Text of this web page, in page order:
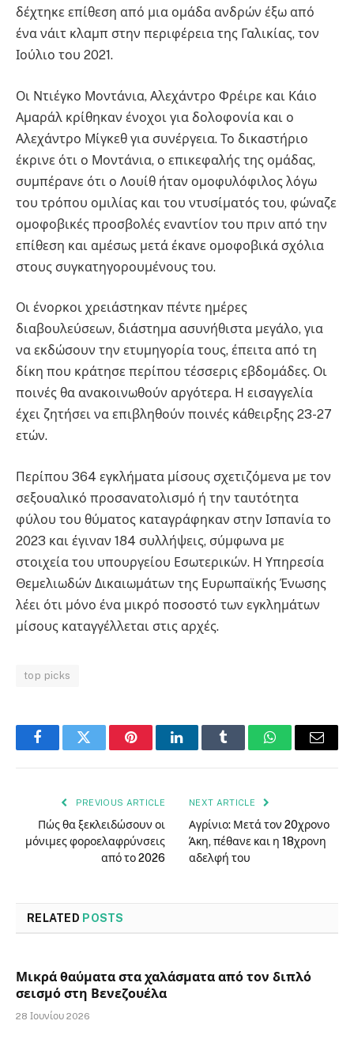
δέχτηκε επίθεση από μια ομάδα ανδρών έξω από
ένα νάιτ κλαμπ στην περιφέρεια της Γαλικίας, τον
Ιούλιο του 2021.
Οι Ντιέγκο Μοντάνια, Αλεχάντρο Φρέιρε και Κάιο
Αμαράλ κρίθηκαν ένοχοι για δολοφονία και ο
Αλεχάντρο Μίγκεθ για συνέργεια. Το δικαστήριο
έκρινε ότι ο Μοντάνια, ο επικεφαλής της ομάδας,
συμπέρανε ότι ο Λουίθ ήταν ομοφυλόφιλος λόγω
του τρόπου ομιλίας και του ντυσίματός του, φώναζε
ομοφοβικές προσβολές εναντίον του πριν από την
επίθεση και αμέσως μετά έκανε ομοφοβικά σχόλια
στους συγκατηγορουμένους του.
Οι ένορκοι χρειάστηκαν πέντε ημέρες
διαβουλεύσεων, διάστημα ασυνήθιστα μεγάλο, για
να εκδώσουν την ετυμηγορία τους, έπειτα από τη
δίκη που κράτησε περίπου τέσσερις εβδομάδες. Οι
ποινές θα ανακοινωθούν αργότερα. Η εισαγγελία
έχει ζητήσει να επιβληθούν ποινές κάθειρξης 23-27
ετών.
Περίπου 364 εγκλήματα μίσους σχετιζόμενα με τον
σεξουαλικό προσανατολισμό ή την ταυτότητα
φύλου του θύματος καταγράφηκαν στην Ισπανία το
2023 και έγιναν 184 συλλήψεις, σύμφωνα με
στοιχεία του υπουργείου Εσωτερικών. Η Υπηρεσία
Θεμελιωδών Δικαιωμάτων της Ευρωπαϊκής Ένωσης
λέει ότι μόνο ένα μικρό ποσοστό των εγκλημάτων
μίσους καταγγέλλεται στις αρχές.
top picks
FacebookTwitter PinterestLinkedInTumblr WhatsAppEmail
PREVIOUS ARTICLE
Πώς θα ξεκλειδώσουν οι
μόνιμες φοροελαφρύνσεις
από το 2026
NEXT ARTICLE
Αγρίνιο: Μετά τον 20χρονο
Άκη, πέθανε και η 18χρονη
αδελφή του
RELATED POSTS
Μικρά θαύματα στα χαλάσματα από τον διπλό
σεισμό στη Βενεζουέλα
28 Ιουνίου 2026